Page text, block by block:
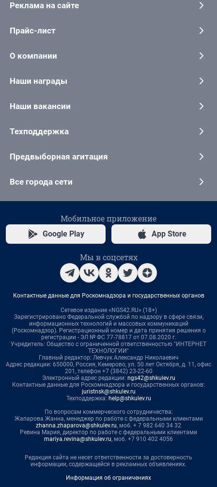
Реклама на сайте
Прайс-лист
О компании
Наши награды
Наши вакансии
Техподдержка
Предвыборная агитация
Все города сети
Мобильное приложение
Google Play App Store
Мы в соцсетях
Контактные данные для Роскомнадзора и государственных органов
Сетевое издание «NGS42.RU» (18+)
Зарегистрировано Федеральной службой по надзору в сфере связи,
информационных технологий и массовых коммуникаций
(Роскомнадзор). Регистрационный номер и дата принятия решения о
регистрации - ЭЛ № ФС 77-78817 от 07.08.2020 г.
Учредитель: Общество с ограниченной ответственностью "ИНТЕРНЕТ
ТЕХНОЛОГИИ"
Главный редактор: Левчук Александр Николаевич
Адрес редакции: 650000, Россия, Кемерово, ул. 50 лет Октября, д. 11, офис
201, телефон +7 (3842) 23-22-60
Электронный адрес редакции: ngs42@shkulev.ru
Контактные данные для Роскомнадзора и государственных органов:
juristnsk@shkulev.ru
Техподдержка: help@shkulev.ru
По вопросам коммерческого сотрудничества:
Жапарова Жанна, менеджер по работе с федеральными клиентами
zhanna.zhaparova@shkulev.ru, моб. + 7 982 640 34 32
Ревина Мария, директор по работе с федеральными клиентами
mariya.revina@shkulev.ru, моб. +7 910 402 4056
Редакция сайта не несет ответственности за достоверность
информации, содержащейся в рекламных объявлениях.
Информация об ограничениях